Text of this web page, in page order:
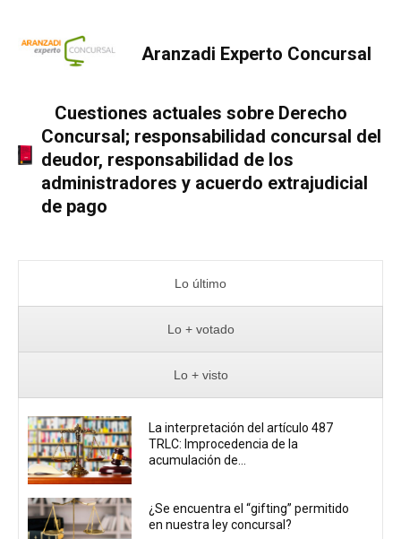
Aranzadi Experto Concursal
Cuestiones actuales sobre Derecho
Concursal; responsabilidad concursal del
deudor, responsabilidad de los
administradores y acuerdo extrajudicial
de pago
Lo último
Lo + votado
Lo + visto
La interpretación del artículo 487
TRLC: Improcedencia de la
acumulación de...
¿Se encuentra el “gifting” permitido
en nuestra ley concursal?